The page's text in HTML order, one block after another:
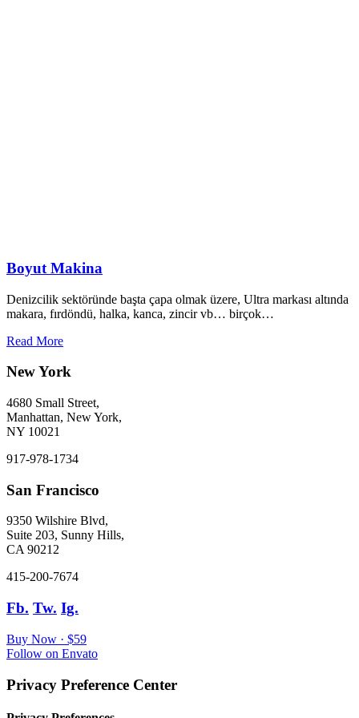
Boyut Makina
Denizcilik sektöründe başta çapa olmak üzere, Ultra markası altında
makara, fırdöndü, halka, kanca, zincir vb… birçok…
Read More
New York
4680 Small Street,
Manhattan, New York,
NY 10021
917-978-1734
San Francisco
9350 Wilshire Blvd,
Suite 203, Sunny Hills,
CA 90212
415-200-7674
Fb. Tw. Ig.
Buy Now · $59
Follow on Envato
Privacy Preference Center